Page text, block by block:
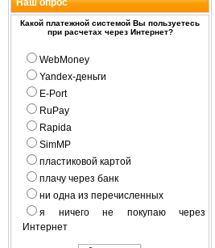
Наш опрос
Какой платежной системой Вы пользуетесь
при расчетах через Интернет?
WebMoney
Yandex-деньги
E-Port
RuPay
Rapida
SimMP
пластиковой картой
плачу через банк
ни одна из перечисленных
я ничего не покупаю через
Интернет